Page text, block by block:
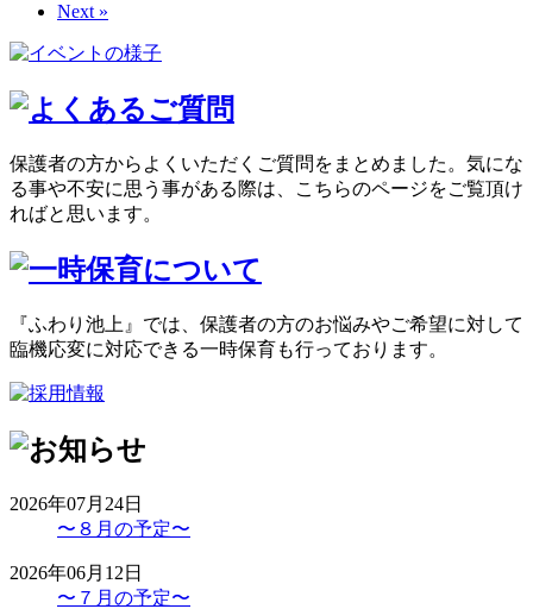
Next »
保護者の方からよくいただくご質問をまとめました。気にな
る事や不安に思う事がある際は、こちらのページをご覧頂け
ればと思います。
『ふわり池上』では、保護者の方のお悩みやご希望に対して
臨機応変に対応できる一時保育も行っております。
2026年07月24日
〜８月の予定〜
2026年06月12日
〜７月の予定〜